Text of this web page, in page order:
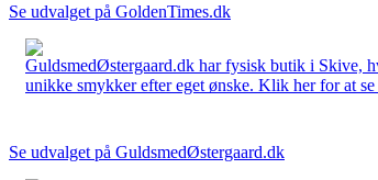
Se udvalget på GoldenTimes.dk
GuldsmedØstergaard.dk har fysisk butik i Skive,
unikke smykker efter eget ønske. Klik her for at se
Se udvalget på GuldsmedØstergaard.dk